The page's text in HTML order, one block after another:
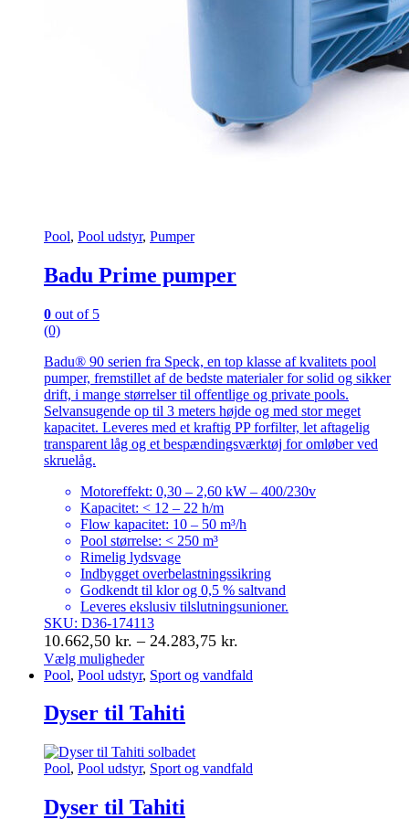
Pool, Pool udstyr, Pumper
Badu Prime pumper
0 out of 5
(0)
Badu® 90 serien fra Speck, en top klasse af kvalitets pool
pumper, fremstillet af de bedste materialer for solid og sikker
drift, i mange størrelser til offentlige og private pools.
Selvansugende op til 3 meters højde og med stor meget
kapacitet. Leveres med et kraftig PP forfilter, let aftagelig
transparent låg og et bespændingsværktøj for omløber ved
skruelåg.
Motoreffekt: 0,30 – 2,60 kW – 400/230v
Kapacitet: < 12 – 22 h/m
Flow kapacitet: 10 – 50 m³/h
Pool størrelse: < 250 m³
Rimelig lydsvage
Indbygget overbelastningssikring
Godkendt til klor og 0,5 % saltvand
Leveres ekslusiv tilslutningsunioner.
SKU: D36-174113
10.662,50 kr. – 24.283,75 kr.
til
Vælg muligheder
Dette
har
flere
Mulighederne
kan
på
Pool, Pool udstyr, Sport og vandfald
Dyser til Tahiti
Pool, Pool udstyr, Sport og vandfald
Dyser til Tahiti